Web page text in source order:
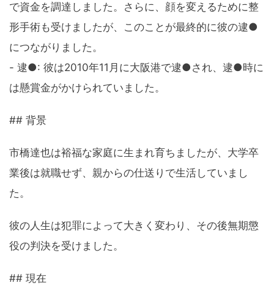
で資金を調達しました。さらに、顔を変えるために整
形手術も受けましたが、このことが最終的に彼の逮●
につながりました。
- 逮●: 彼は2010年11月に大阪港で逮●され、逮●時に
は懸賞金がかけられていました。
## 背景
市橋達也は裕福な家庭に生まれ育ちましたが、大学卒
業後は就職せず、親からの仕送りで生活していまし
た。
彼の人生は犯罪によって大きく変わり、その後無期懲
役の判決を受けました。
## 現在